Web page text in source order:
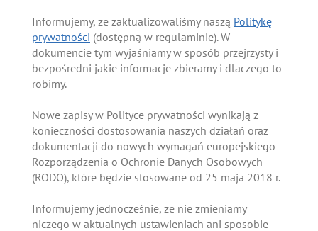
Informujemy, że zaktualizowaliśmy naszą Politykę
prywatności (dostępną w regulaminie). W
dokumencie tym wyjaśniamy w sposób przejrzysty i
bezpośredni jakie informacje zbieramy i dlaczego to
robimy.
Nowe zapisy w Polityce prywatności wynikają z
konieczności dostosowania naszych działań oraz
dokumentacji do nowych wymagań europejskiego
Rozporządzenia o Ochronie Danych Osobowych
(RODO), które będzie stosowane od 25 maja 2018 r.
Informujemy jednocześnie, że nie zmieniamy
niczego w aktualnych ustawieniach ani sposobie